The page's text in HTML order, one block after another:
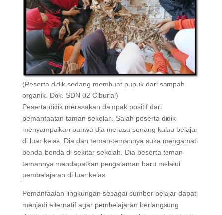
(Peserta didik sedang membuat pupuk dari sampah
organik. Dok. SDN 02 Ciburial)
Peserta didik merasakan dampak positif dari
pemanfaatan taman sekolah. Salah peserta didik
menyampaikan bahwa dia merasa senang kalau belajar
di luar kelas. Dia dan teman-temannya suka mengamati
benda-benda di sekitar sekolah. Dia beserta teman-
temannya mendapatkan pengalaman baru melalui
pembelajaran di luar kelas.
Pemanfaatan lingkungan sebagai sumber belajar dapat
menjadi alternatif agar pembelajaran berlangsung